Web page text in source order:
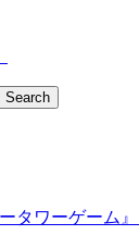
Search